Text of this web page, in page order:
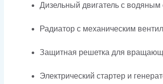
Дизельный двигатель с
Радиатор с механическим
Защитная решетка для
Электрический стартер и